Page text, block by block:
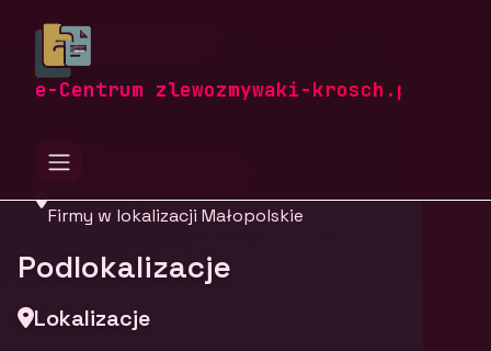
e-Centrum zlewozmywaki-krosch.pl
zlewozmywaki-krosch.pl
Firmy z województwa
Małopolskie
Firmy w lokalizacji Małopolskie
Podlokalizacje
Lokalizacje